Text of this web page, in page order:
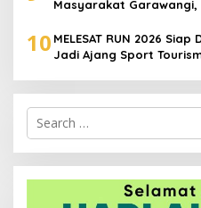
Masyarakat Garawangi,
10 MELESAT RUN 2026
Jadi Ajang Sport
Search
for: